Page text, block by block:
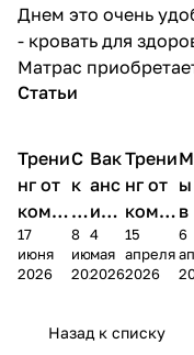
Днем это очень
- кровать для
Матрас
Статьи
Трени
нг от
комп
ании
Мело
17
июня
2026
С
к
и
д
к
2
8
июня
2026
Вак
анс
ия в
Чеб
окс
4
мая
2026
Трени
нг от
комп
ании
Мело
15
апреля
2026
М
ы
в
М
А
6
Назад к списку